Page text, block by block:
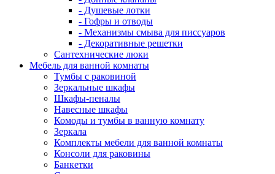
- Душевые лотки
- Гофры и отводы
- Механизмы смыва для писсуаров
- Декоративные решетки
Сантехнические люки
Мебель для ванной комнаты
Тумбы с раковиной
Зеркальные шкафы
Шкафы-пеналы
Навесные шкафы
Комоды и тумбы в ванную комнату
Зеркала
Комплекты мебели для ванной комнаты
Консоли для раковины
Банкетки